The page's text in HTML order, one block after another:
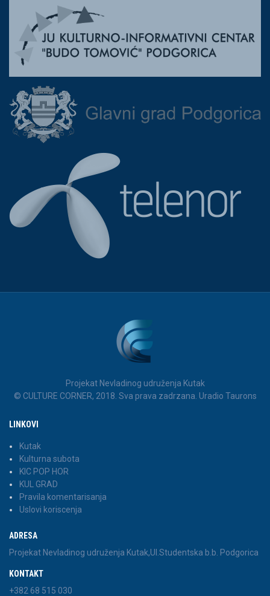
Projekat Nevladinog udruženja Kutak
© CULTURE CORNER, 2018. Sva prava zadrzana. Uradio Taurons
LINKOVI
Kutak
Kulturna subota
KIC POP HOR
KUL GRAD
Pravila komentarisanja
Uslovi koriscenja
ADRESA
Projekat Nevladinog udruženja Kutak,Ul.Studentska b.b. Podgorica
KONTAKT
+382 68 515 030